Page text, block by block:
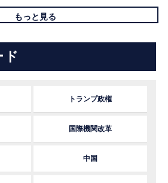
もっと見る
ド
トランプ政権
国際機関改革
中国